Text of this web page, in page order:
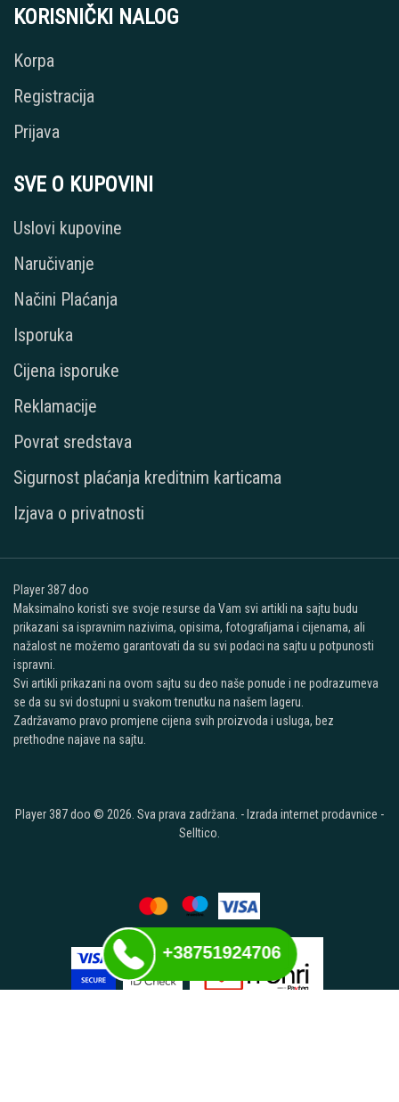
KORISNIČKI NALOG
Korpa
Registracija
Prijava
SVE O KUPOVINI
Uslovi kupovine
Naručivanje
Načini Plaćanja
Isporuka
Cijena isporuke
Reklamacije
Povrat sredstava
Sigurnost plaćanja kreditnim karticama
Izjava o privatnosti
Player 387 doo
Maksimalno koristi sve svoje resurse da Vam svi artikli na sajtu budu
prikazani sa ispravnim nazivima, opisima, fotografijama i cijenama, ali
nažalost ne možemo garantovati da su svi podaci na sajtu u potpunosti
ispravni.
Svi artikli prikazani na ovom sajtu su deo naše ponude i ne podrazumeva
se da su svi dostupni u svakom trenutku na našem lageru.
Zadržavamo pravo promjene cijena svih proizvoda i usluga, bez
prethodne najave na sajtu.
Player 387 doo © 2026. Sva prava zadržana. - Izrada internet prodavnice -
Selltico.
+38751924706